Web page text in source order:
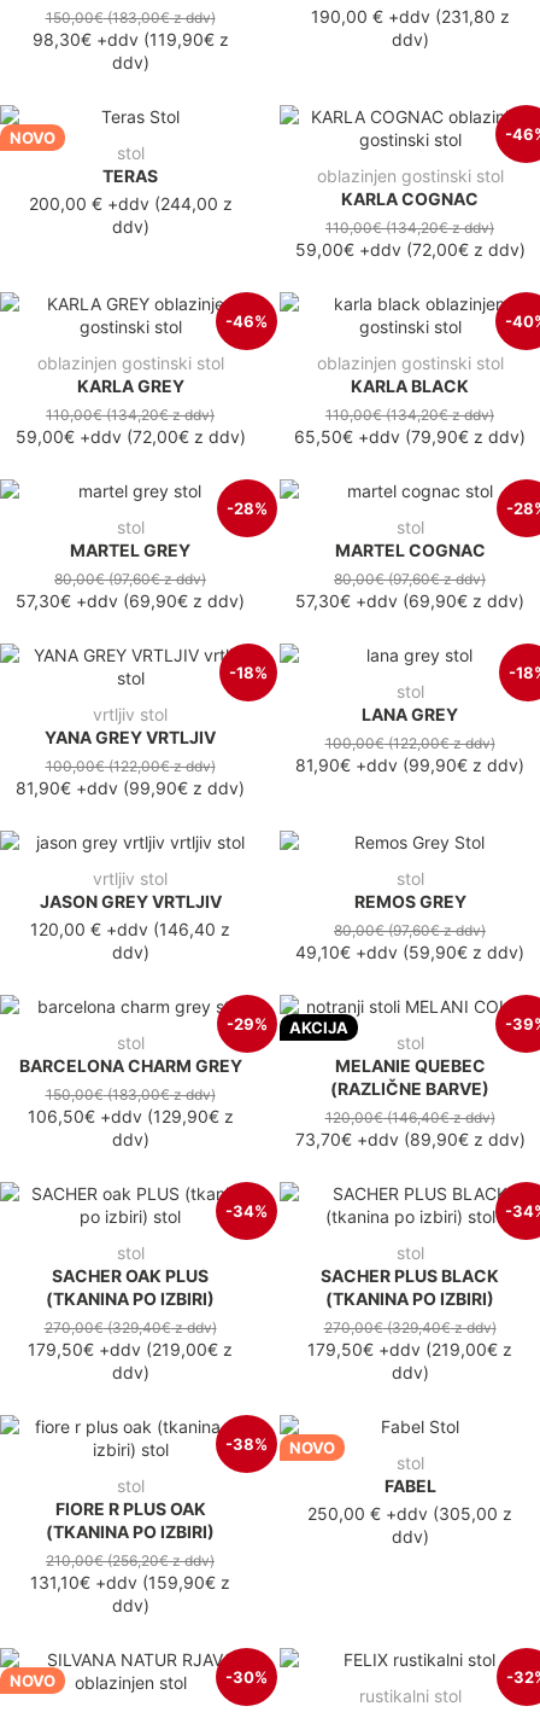
150,00€(183,00€z ddv)
98,30€+ddv(119,90€z
ddv)
190,00 €+ddv(231,80 z
ddv)
NOVO
stol
TERAS
200,00 €+ddv(244,00 z
ddv)
-
oblazinjen gostinski stol
KARLA COGNAC
110,00€(134,20€z ddv)
59,00€+ddv(72,00€z ddv)
-46%
oblazinjen gostinski stol
KARLA GREY
110,00€(134,20€z ddv)
59,00€+ddv(72,00€z ddv)
-
oblazinjen gostinski stol
KARLA BLACK
110,00€(134,20€z ddv)
65,50€ +ddv (79,90€ z ddv)
-28%
stol
MARTEL GREY
80,00€(97,60€z ddv)
57,30€ +ddv (69,90€ z ddv)
-
stol
MARTEL COGNAC
80,00€(97,60€z ddv)
57,30€ +ddv (69,90€ z ddv)
-18%
vrtljiv stol
YANA GREY VRTLJIV
100,00€(122,00€z ddv)
81,90€ +ddv (99,90€ z ddv)
-
stol
LANA GREY
100,00€(122,00€z ddv)
81,90€ +ddv (99,90€ z ddv)
vrtljiv stol
JASON GREY VRTLJIV
120,00 € +ddv (146,40 z
ddv)
stol
REMOS GREY
80,00€(97,60€z ddv)
49,10€ +ddv (59,90€ z ddv)
-29%
stol
BARCELONA CHARM GREY
150,00€(183,00€z ddv)
106,50€+ddv(129,90€z
ddv)
AKCIJA -
stol
MELANIE QUEBEC
(RAZLIČNE BARVE)
120,00€(146,40€z ddv)
73,70€+ddv(89,90€z ddv)
-34%
stol
SACHER OAK PLUS
(TKANINA PO IZBIRI)
270,00€(329,40€z ddv)
179,50€ +ddv (219,00€ z
ddv)
-
stol
SACHER PLUS BLACK
(TKANINA PO IZBIRI)
270,00€(329,40€z ddv)
179,50€ +ddv (219,00€ z
ddv)
-38%
stol
FIORE R PLUS OAK
(TKANINA PO IZBIRI)
210,00€(256,20€z ddv)
131,10€ +ddv (159,90€ z
ddv)
NOVO
stol
FABEL
250,00 € +ddv (305,00 z
ddv)
NOVO -30% -
rustikalni stol